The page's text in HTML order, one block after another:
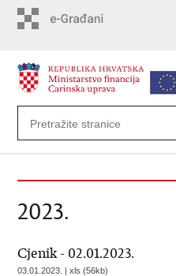
2023.
Cjenik - 02.01.2023.
03.01.2023. | xls (56kb)